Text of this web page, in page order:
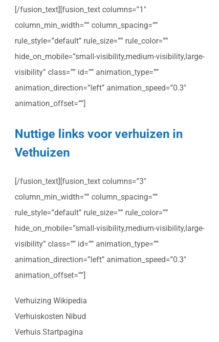
[/fusion_text][fusion_text columns=”1″
column_min_width=”” column_spacing=””
rule_style=”default” rule_size=”” rule_color=””
hide_on_mobile=”small-visibility,medium-visibility,large-
visibility” class=”” id=”” animation_type=””
animation_direction=”left” animation_speed=”0.3″
animation_offset=””]
Nuttige links voor verhuizen in
Vethuizen
[/fusion_text][fusion_text columns=”3″
column_min_width=”” column_spacing=””
rule_style=”default” rule_size=”” rule_color=””
hide_on_mobile=”small-visibility,medium-visibility,large-
visibility” class=”” id=”” animation_type=””
animation_direction=”left” animation_speed=”0.3″
animation_offset=””]
Verhuizing Wikipedia
Verhuiskosten Nibud
Verhuis Startpagina